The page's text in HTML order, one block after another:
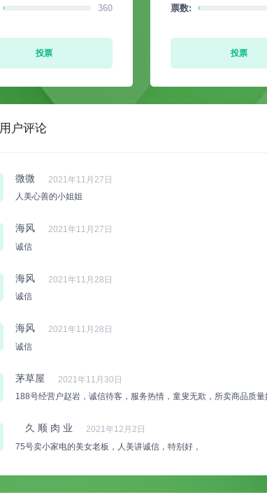
360
投票
票数:
投票
用户评论
微微
2021年11月27日
人美心善的小姐姐
海风
2021年11月27日
诚信
海风
2021年11月28日
诚信
海风
2021年11月28日
诚信
茅草屋
2021年11月30日
188号经营户赵岩，诚信待客，服务热情，童叟无欺，所卖商品质
久 顺 肉 业
2021年12月2日
75号卖小家电的美女老板，人美讲诚信，特别好，